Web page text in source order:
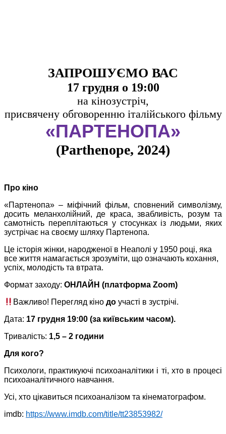
ЗАПРОШУЄМО ВАС
17 грудня о 19:00
на кінозустріч,
присвячену обговоренню італійського фільму
«ПАРТЕНОПА»
(Parthenope, 2024)
Про кіно
«Партенопа» – міфічний фільм, сповнений символізму,
досить меланхолійний, де краса, звабливість, розум та
самотність переплітаються у стосунках із людьми, яких
зустрічає на своєму шляху Партенопа.
Це історія жінки, народженої в Неаполі у 1950 році, яка
все життя намагається зрозуміти, що означають кохання,
успіх, молодість та втрата.
Формат заходу: ОНЛАЙН (платформа Zoom)
Важливо! Перегляд кінодо участі в зустрічі.
Дата: 17 грудня 19:00 (за київським часом).
Тривалість: 1,5 – 2 години
Для кого?
Психологи, практикуючі психоаналітики і ті, хто в процесі
психоаналітичного навчання.
Усі, хто цікавиться психоаналізом та кінематографом.
imdb: https://www.imdb.com/title/tt23853982/